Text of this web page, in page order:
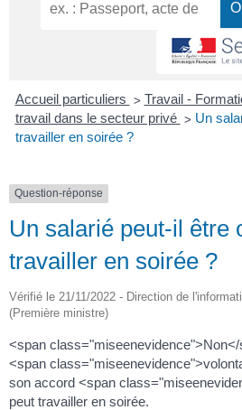
Accueil particuliers > Travail -
travail dans le secteur privé > Un
travailler en soirée ?
Question-réponse
Un salarié peut-il être
travailler en soirée ?
Vérifié le 21/11/2022 - Direction de
(Première ministre)
<span
<span
son accord <span
peut travailler en soirée.